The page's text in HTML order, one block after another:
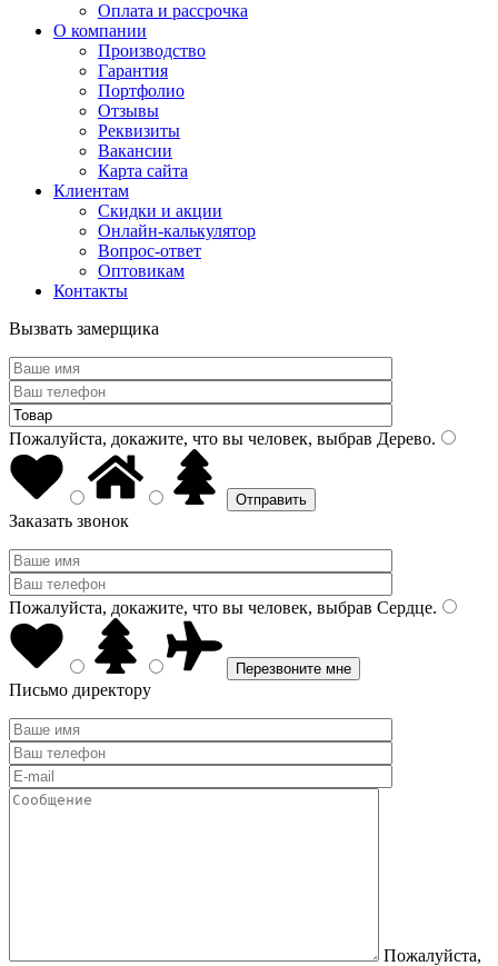
Оплата и рассрочка
О компании
Производство
Гарантия
Портфолио
Отзывы
Реквизиты
Вакансии
Карта сайта
Клиентам
Скидки и акции
Онлайн-калькулятор
Вопрос-ответ
Оптовикам
Контакты
Вызвать замерщика
Пожалуйста, докажите, что вы человек, выбрав Дерево.
Заказать звонок
Пожалуйста, докажите, что вы человек, выбрав Сердце.
Письмо директору
Пожалуйста,